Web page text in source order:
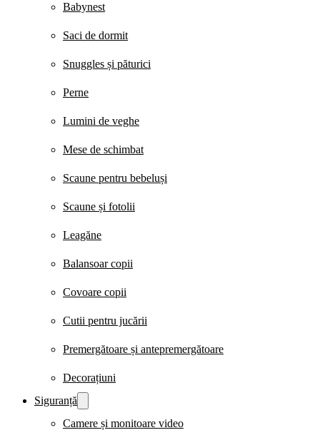
Babynest
Saci de dormit
Snuggles și păturici
Perne
Lumini de veghe
Mese de schimbat
Scaune pentru bebeluși
Scaune și fotolii
Leagăne
Balansoar copii
Covoare copii
Cutii pentru jucării
Premergătoare și antepremergătoare
Decorațiuni
Siguranță
Camere și monitoare video